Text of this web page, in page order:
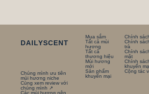
DAILYSCENT
Chúng mình ưu tiên
mùi hương niche
Cùng xem review với
chúng mình ↗
Các mùi hương nên
Mua sắm
Tất cả mùi
hương
Tất cả
thương hiệu
Mùi hương
mới
Sản phẩm
khuyến mại
Chính
Chính
trà
Chính
mật
Chính
khuyến
Cộng tác